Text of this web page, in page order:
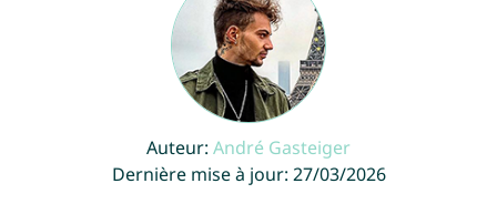
Auteur: André Gasteiger
Dernière mise à jour: 27/03/2026